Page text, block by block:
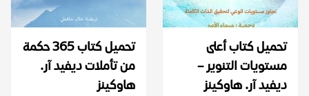
تحميل كتاب أعلى
مستويات التنوير –
ديفيد آر. هاوكينز
تحميل كتاب 365 حكمة
من تأملات ديفيد آر.
هاوكينز